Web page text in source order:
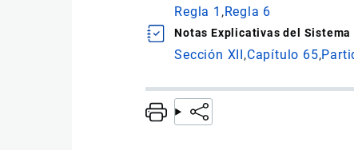
Regla 1 Regla 6
Notas Explicativas del Sistema
Sección XII Capítulo 65